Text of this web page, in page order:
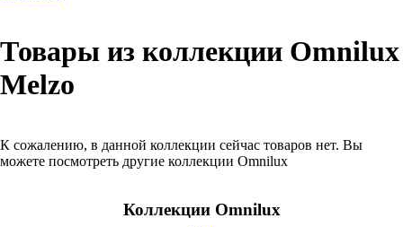
Товары из коллекции Omnilux
Melzo
К сожалению, в данной коллекции сейчас товаров нет. Вы
можете посмотреть другие коллекции Omnilux
Коллекции Omnilux